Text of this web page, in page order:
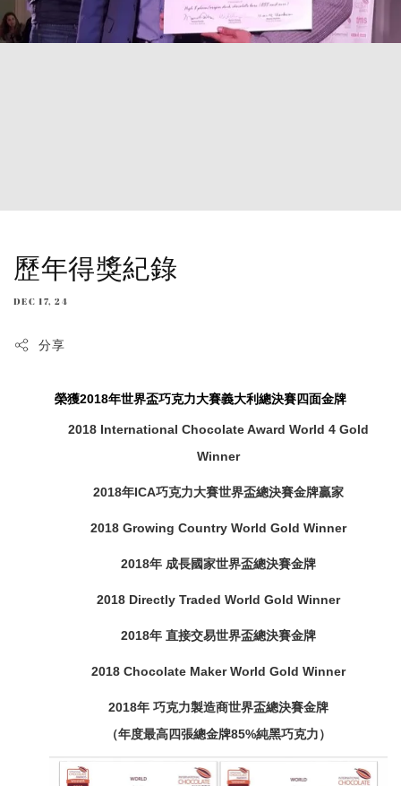
歷年得獎紀錄
DEC 17, 24
分享
榮獲2018年世界盃巧克力大賽義大利總決賽四面金牌
2018 International Chocolate Award World 4 Gold
Winner
2018年ICA巧克力大賽世界盃總決賽金牌贏家
2018 Growing Country World Gold Winner
2018年 成長國家世界盃總決賽金牌
2018 Directly Traded World Gold Winner
2018年 直接交易世界盃總決賽金牌
2018 Chocolate Maker World Gold Winner
2018年 巧克力製造商世界盃總決賽金牌
（年度最高四張總金牌85%純黑巧克力）